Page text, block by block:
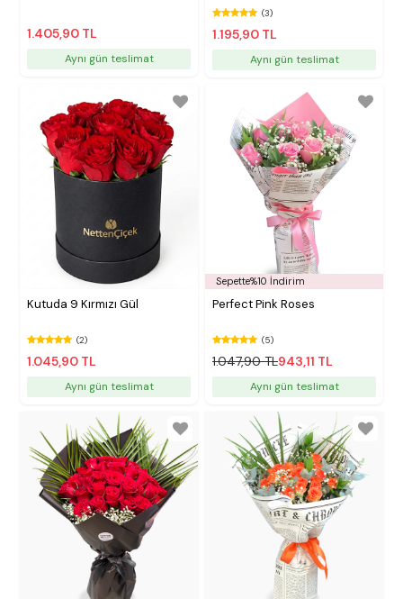
1.405,90 TL
Aynı gün teslimat
(3)
1.195,90 TL
Aynı gün teslimat
Kutuda 9 Kırmızı Gül
(2)
1.045,90 TL
Aynı gün teslimat
Sepette%10 İndirim
Perfect Pink Roses
(5)
1.047,90 TL943,11 TL
Aynı gün teslimat